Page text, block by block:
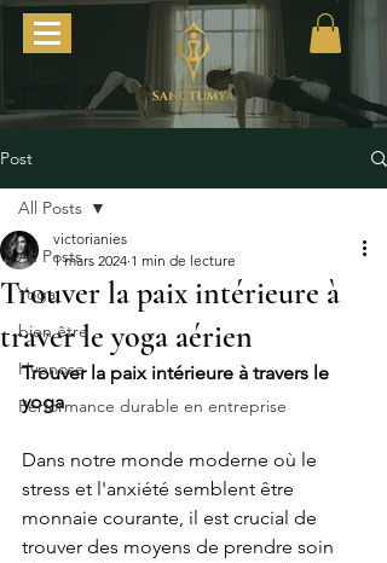
Post
All Posts
Yoga
bien être
Hypnose
Performance durable en entreprise
All Posts
Trouver la paix intérieure à
traver le yoga aérien
victorianies
1 mars 2024 1 min de lecture
Trouver la paix intérieure à travers le
yoga
Dans notre monde moderne où le
stress et l'anxiété semblent être
monnaie courante, il est crucial de
trouver des moyens de prendre soin